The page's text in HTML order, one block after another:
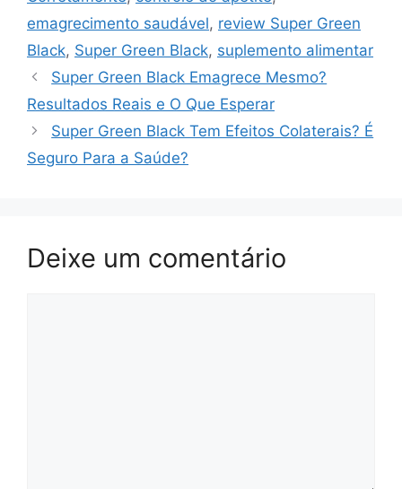
emagrecimento saudável, review Super Green
Black, Super Green Black, suplemento alimentar
Super Green Black Emagrece Mesmo?
Resultados Reais e O Que Esperar
Super Green Black Tem Efeitos Colaterais? É
Seguro Para a Saúde?
Deixe um comentário